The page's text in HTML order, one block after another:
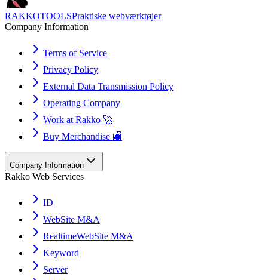
RAKKOTOOLSPraktiske webværktøjer
Company Information
Terms of Service
Privacy Policy
External Data Transmission Policy
Operating Company
Work at Rakko 🚀
Buy Merchandise 🏬
Company Information
Rakko Web Services
ID
WebSite M&A
RealtimeWebSite M&A
Keyword
Server